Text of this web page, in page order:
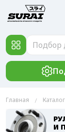
Главная Каталог
И